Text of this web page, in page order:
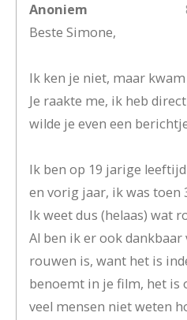
Anoniem
Beste Simone,
Ik ken je niet, maar
Je raakte me, ik heb
wilde je even een
Ik ben op 19 jarige
en vorig jaar, ik was toen
Ik weet dus (helaas) wat
Al ben ik er ook
rouwen is, want het is
benoemt in je film, het is
veel mensen niet weten